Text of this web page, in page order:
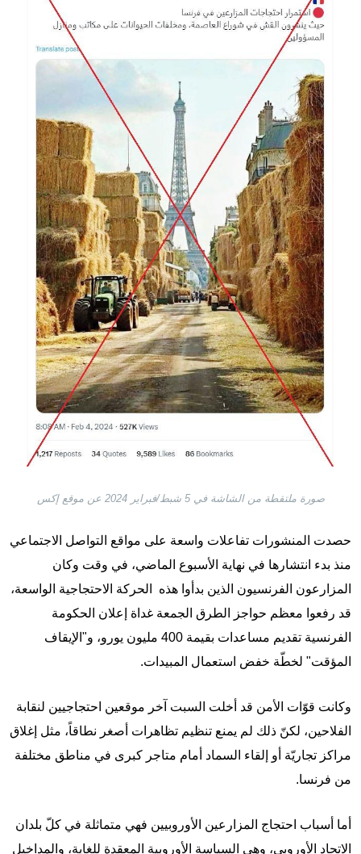
صورة ملتقطة من الشاشة في 5 شبط/فبراير 2024 عن موقع إكس
حصدت المنشورات تفاعلات واسعة على مواقع التواصل الاجتماعي
منذ بدء انتشارها في نهاية الأسبوع الماضي، في وقت وكان
المزارعون الفرنسيون الذين بدأوا هذه الحركة الاحتجاجية الواسعة،
قد رفعوا معظم حواجز الطرق الجمعة غداة إعلان الحكومة
الفرنسية تقديم مساعدات بقيمة 400 مليون يورو، و"الإيقاف
المؤقت" لخطّة خفض استعمال المبيدات.
وكانت قوّات الأمن قد أخلت السبت آخر موقعين احتجاجيين لنقابة
الفلاحين، لكنّ ذلك لم يمنع تنظيم تظاهرات أصغر نطاقاً، مثل إغلاق
مراكز تجاريّة أو إلقاء السماد أمام متاجر كبرى في مناطق مختلفة
من فرنسا.
أما أسباب احتجاج المزارعين الأوروبيين فهي متماثلة في كلّ بلدان
الاتحاد الأوروبي، وهي السياسة الأوروبية المعقدة للغاية، والمداخيل